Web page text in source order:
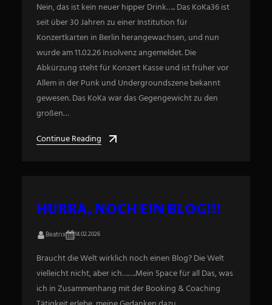
Nein, das ist kein neuer hipper Drink….. Das KoKa36 ist
seit über 30 Jahren zu einer Institution für
Konzertkarten in Berlin herangewachsen, und nun
wurde am 11.02.26 Insolvenz angemeldet. Die
Abkürzung steht für Konzert Kasse und ist früher vor
Allem in der Punk und Undergroundszene bekannt
gewesen. Das KoKa war das Gegengewicht zu den
großen…
Continue Reading
HURRA, NOCH EIN BLOG!!!
Beatrix 14.02.2026
Braucht die Welt wirklich noch einen Blog? Die Welt
vielleicht nicht, aber ich…….Mein Space für all Das, was
ich in Zusammenhang mit der Booking & Coaching